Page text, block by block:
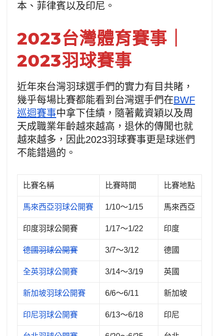
本、菲律賓以及印尼。
2023台灣體育賽事｜
2023羽球賽事
近年來台灣羽球選手們的實力有目共睹，
幾乎每場比賽都能看到台灣選手們在BWF
巡迴賽事中拿下佳績，隨著戴資穎以及周
天成職業年齡越來越高，退休的傳聞也就
越來越多，因此2023羽球賽事更是球迷們
不能錯過的。
比賽名稱 比賽時間 比賽地點
馬來西亞羽球公開賽 1/10～1/15 馬來西亞
印度羽球公開賽 1/17～1/22 印度
德國羽球公開賽 3/7～3/12 德國
全英羽球公開賽 3/14～3/19 英國
新加坡羽球公開賽 6/6～6/11 新加坡
印尼羽球公開賽 6/13～6/18 印尼